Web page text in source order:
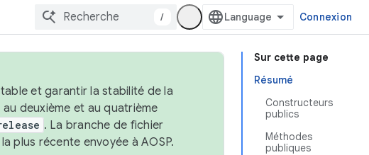
/ Connexion
Sur cette page
Résumé
Constructeurs
publics
Méthodes
publiques
et garantir la stabilité de la
deuxième et au quatrième
. La branche de fichier
plus récente envoyée à AOSP.